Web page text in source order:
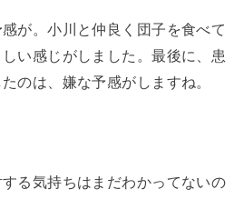
が。小川と仲良く団子を食べて
い感じがしました。最後に、患
のは、嫌な予感がしますね。
る気持ちはまだわかってないの